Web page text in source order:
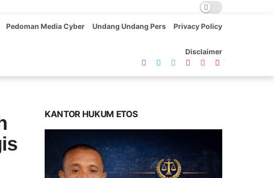
Pedoman Media Cyber Undang Undang Pers Privacy Policy
Disclaimer
KANTOR HUKUM ETOS